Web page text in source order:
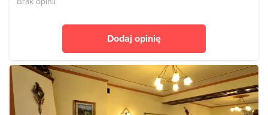
Dodaj opinię